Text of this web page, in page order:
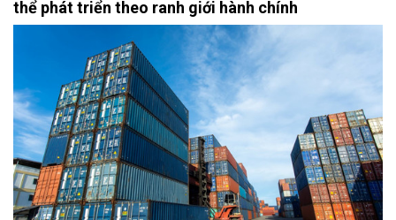
thể phát triển theo ranh giới hành chính